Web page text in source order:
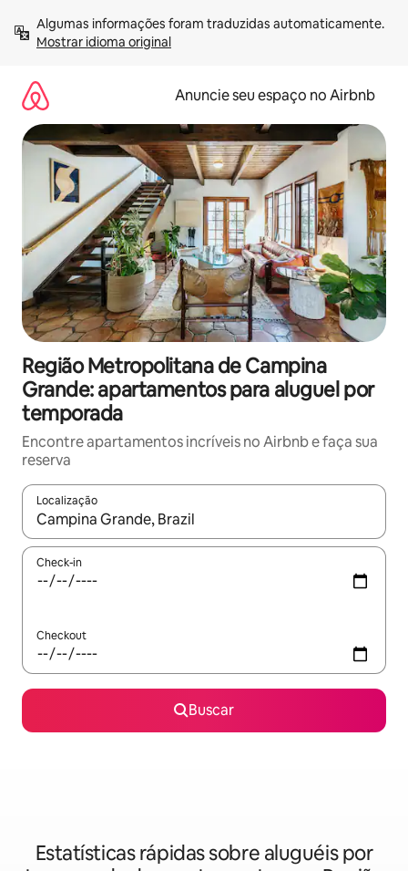
para
Mostrar idioma original
Anuncie seu espaço no Airbnb
Região Metropolitana de Campina
Grande: apartamentos para aluguel por
temporada
Encontre apartamentos incríveis no Airbnb e faça sua
reserva
Localização
Quando os resultados estiverem disponíveis, explore-os
Check-in
Checkout
Buscar
Estatísticas rápidas sobre aluguéis por